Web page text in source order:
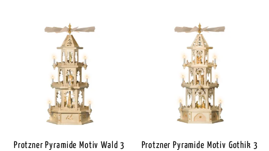
Protzner Pyramide Motiv Wald 3
Protzner Pyramide Motiv Gothik 3